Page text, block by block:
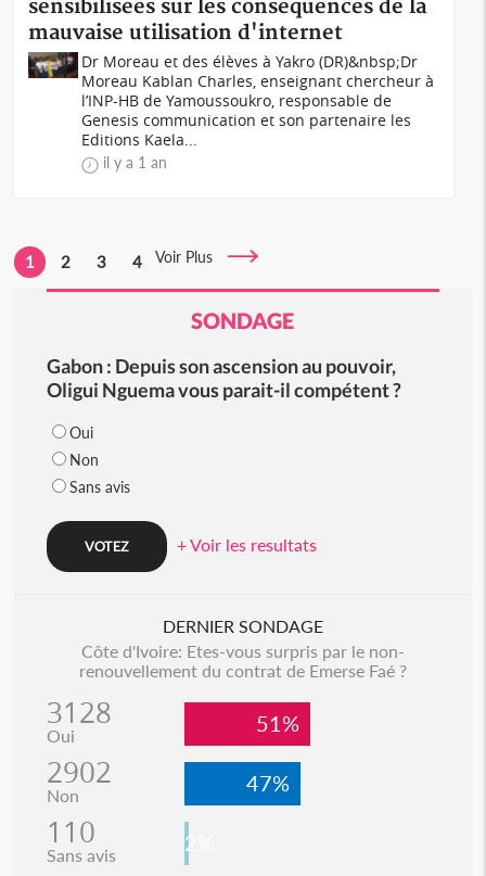
sensibilisées sur les conséquences de la
mauvaise utilisation d'internet
Dr Moreau et des élèves à Yakro (DR)&nbsp;Dr
Moreau Kablan Charles, enseignant chercheur à
l’INP-HB de Yamoussoukro, responsable de
Genesis communication et son partenaire les
Editions Kaela...
il y a 1 an
1 2 3 4 Voir Plus
SONDAGE
Gabon : Depuis son ascension au pouvoir,
Oligui Nguema vous parait-il compétent ?
Oui
Non
Sans avis
+ Voir les resultats
DERNIER SONDAGE
Côte d'Ivoire: Etes-vous surpris par le non-
renouvellement du contrat de Emerse Faé ?
3128
Oui 51%
2902
Non 47%
110
Sans avis 2%